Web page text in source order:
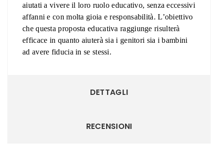
aiutati a vivere il loro ruolo educativo, senza eccessivi
affanni e con molta gioia e responsabilità. L’obiettivo
che questa proposta educativa raggiungerisulterà
efficace in quanto aiuterà sia i genitori sia i bambini
ad avere fiducia in se stessi.
DETTAGLI
RECENSIONI